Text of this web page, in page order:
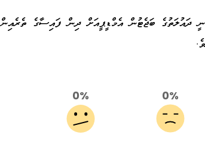
ދައުލަތުގެ ބަޖެޓުން އެމްޑީޕީއަށް ދިން ފައިސާގެ ތެރެއިން
0%
0%